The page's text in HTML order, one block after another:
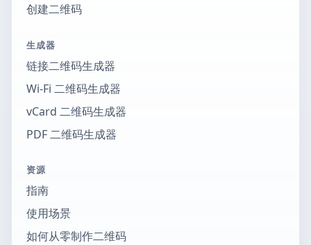
创建二维码
生成器
链接二维码生成器
Wi-Fi 二维码生成器
vCard 二维码生成器
PDF 二维码生成器
资源
指南
使用场景
如何从零制作二维码